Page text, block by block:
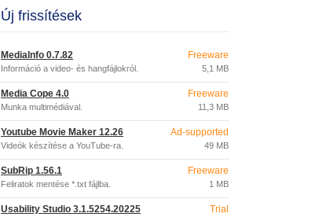
Új frissítések
MediaInfo 0.7.82
Információ a video- és hangfájlokról.
Freeware
5,1 MB
Media Cope 4.0
Munka multimédiával.
Freeware
11,3 MB
Youtube Movie Maker 12.26
Videók készítése a YouTube-ra.
Ad-supported
49 MB
SubRip 1.56.1
Feliratok mentése *.txt fájlba.
Freeware
1 MB
Usability Studio 3.1.5254.20225 Trial